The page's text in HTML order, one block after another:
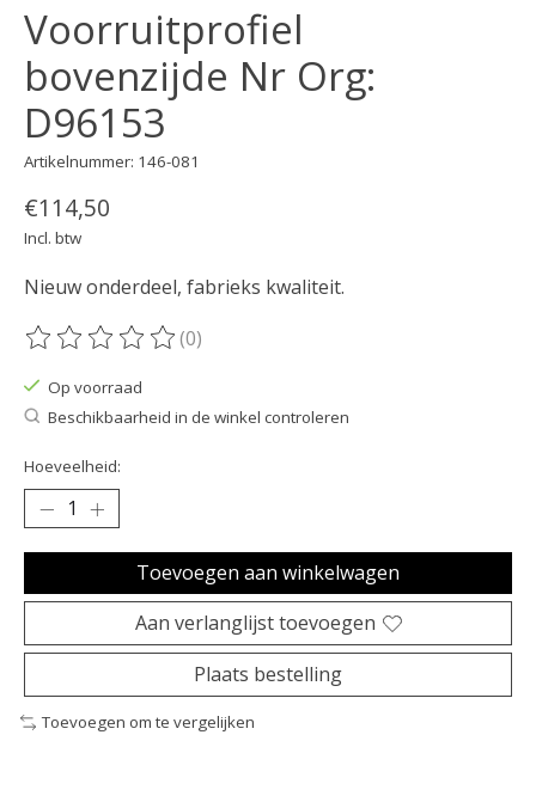
Voorruitprofiel
bovenzijde Nr Org:
D96153
Artikelnummer: 146-081
€114,50
Incl. btw
Nieuw onderdeel, fabrieks kwaliteit.
De beoordeling van dit product is
(0)
Op voorraad
Beschikbaarheid in de winkel controleren
Hoeveelheid:
Toevoegen aan winkelwagen
Aan verlanglijst toevoegen
Plaats bestelling
Toevoegen om te vergelijken